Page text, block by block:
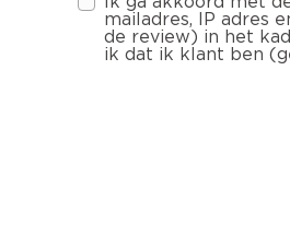
mailadres, IP adres
de review) in het
ik dat ik klant ben